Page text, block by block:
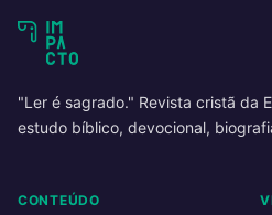
"Ler é sagrado." Revista cristã da
estudo bíblico, devocional,
CONTEÚDO